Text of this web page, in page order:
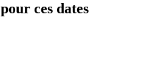
ces dates